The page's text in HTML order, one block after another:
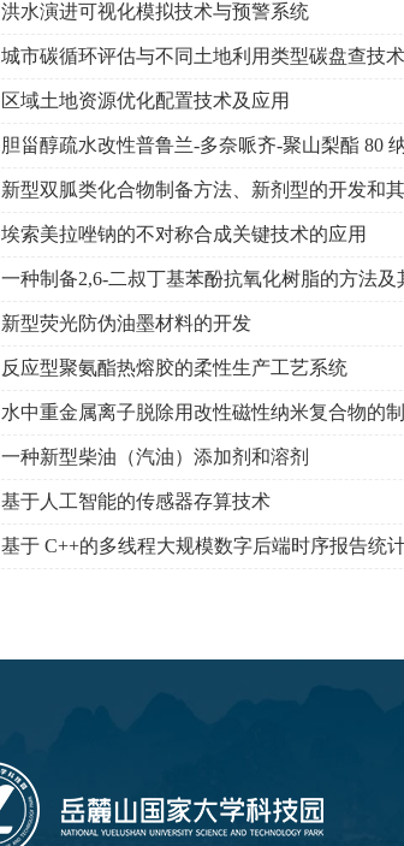
洪水演进可视化模拟技术与预警系统
城市碳循环评估与不同土地利用类型碳盘查技术
区域土地资源优化配置技术及应用
胆甾醇疏水改性普鲁兰-多奈哌齐-聚山梨酯 80
新型双胍类化合物制备方法、新剂型的开发和
埃索美拉唑钠的不对称合成关键技术的应用
一种制备2,6-二叔丁基苯酚抗氧化树脂的方法及
新型荧光防伪油墨材料的开发
反应型聚氨酯热熔胶的柔性生产工艺系统
水中重金属离子脱除用改性磁性纳米复合物的
一种新型柴油（汽油）添加剂和溶剂
基于人工智能的传感器存算技术
基于 C++的多线程大规模数字后端时序报告统